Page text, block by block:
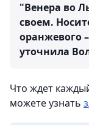
"Венера во
своем.
оранжевого
уточнила
Что ждет
можете узнать